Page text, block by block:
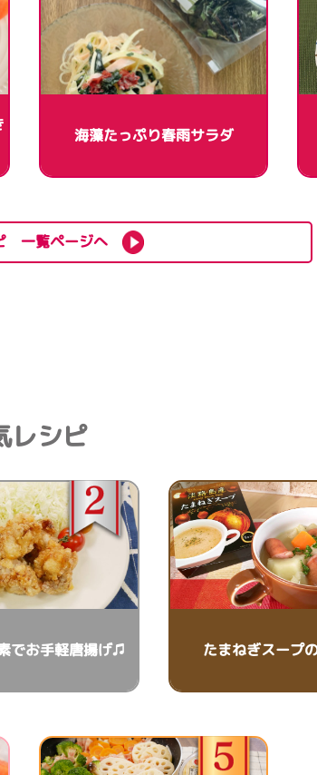
海藻たっぷり春雨サラダ
一覧ページへ
レシピ
でお手軽唐揚げ♫ たまねぎスープ